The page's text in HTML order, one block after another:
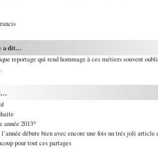
a dit…
reportage qui rend hommage à ces métiers souvent
année 2013*
débute bien avec encore une fois un trés joli
pour tout ces partages